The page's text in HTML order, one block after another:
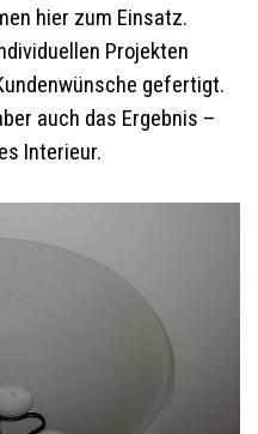
hier zum Einsatz.
Projekten
gefertigt.
auch das Ergebnis –
Interieur.